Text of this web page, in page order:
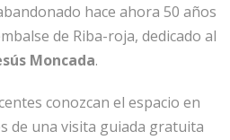
hace ahora 50 años
de Riba-roja, dedicado al
Moncada.
conozcan el espacio en
de una visita guiada gratuita